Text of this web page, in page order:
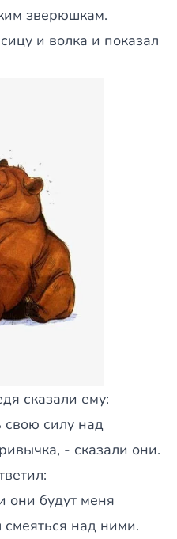
зверюшкам.
и волка и показал
сказали ему:
свою силу над
- сказали они.
они будут меня
над ними.